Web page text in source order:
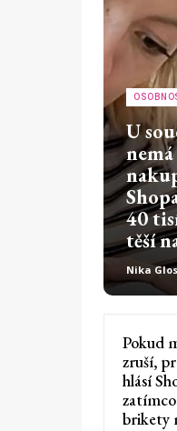
U
40
těší
Nika
Pokud
zruší,
hlásí
brikety